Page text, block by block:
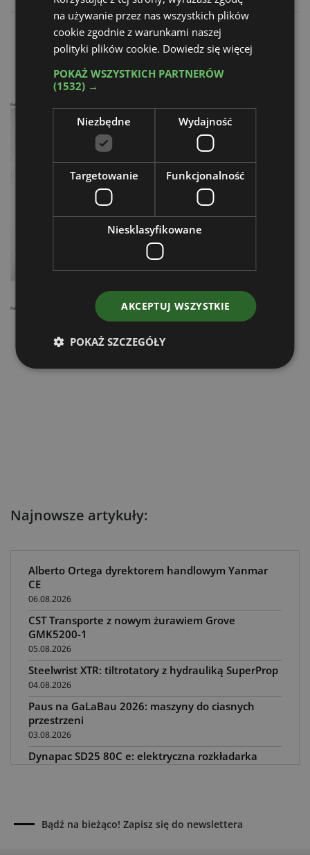
Co na rynku budynków mieszkalnych?
Sześć dekad w Pontchâteau
Reklama
Najnowsze artykuły:
Alberto Ortega dyrektorem handlowym Yanmar
CE
06.08.2026
CST Transporte z nowym żurawiem Grove
GMK5200-1
05.08.2026
Steelwrist XTR: tiltrotatory z hydrauliką SuperProp
04.08.2026
Paus na GaLaBau 2026: maszyny do ciasnych
przestrzeni
03.08.2026
Dynapac SD25 80C e: elektryczna rozkładarka
drogowych
Reklama
Bądź na bieżąco! Zapisz się do newslettera
na używanie przez nas wszystkich plików
cookie zgodnie z warunkami naszej
polityki plików cookie. Dowiedz się więcej
POKAŻ WSZYSTKICH PARTNERÓW
(1532) →
Niezbędne Wydajność
Targetowanie Funkcjonalność
Niesklasyfikowane
AKCEPTUJ WSZYSTKIE
POKAŻ SZCZEGÓŁY